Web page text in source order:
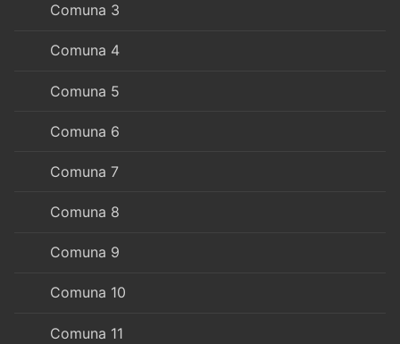
Comuna 3
Comuna 4
Comuna 5
Comuna 6
Comuna 7
Comuna 8
Comuna 9
Comuna 10
Comuna 11